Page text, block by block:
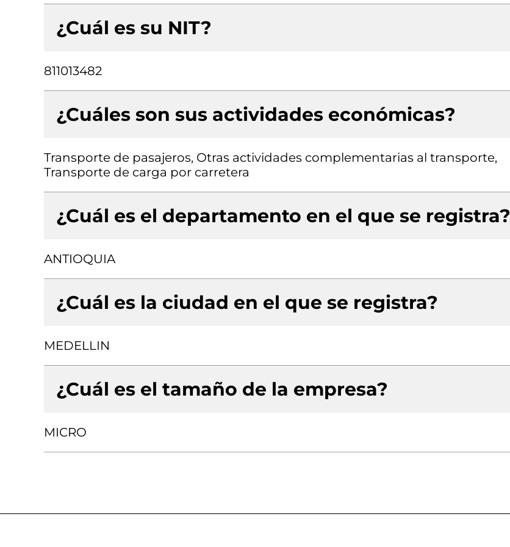
¿Cuál es su NIT?
811013482
¿Cuáles son sus actividades económicas?
Transporte de pasajeros, Otras actividades complementarias al transporte,
Transporte de carga por carretera
¿Cuál es el departamento en el que se registra?
ANTIOQUIA
¿Cuál es la ciudad en el que se registra?
MEDELLIN
¿Cuál es el tamaño de la empresa?
MICRO